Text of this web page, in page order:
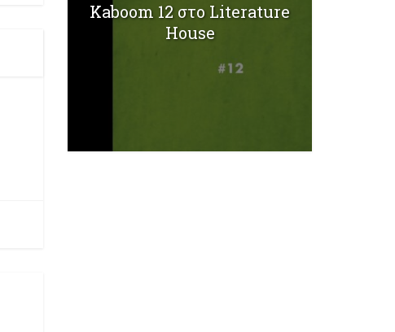
Kaboom 12 στο Literature
House